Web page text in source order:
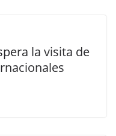
la visita de